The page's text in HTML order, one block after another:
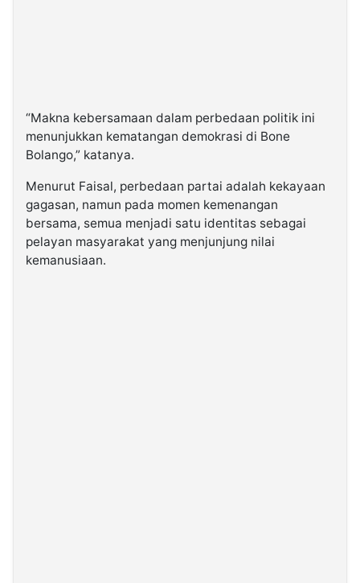
“Makna kebersamaan dalam perbedaan politik ini
menunjukkan kematangan demokrasi di Bone
Bolango,” katanya.
Menurut Faisal, perbedaan partai adalah kekayaan
gagasan, namun pada momen kemenangan
bersama, semua menjadi satu identitas sebagai
pelayan masyarakat yang menjunjung nilai
kemanusiaan.